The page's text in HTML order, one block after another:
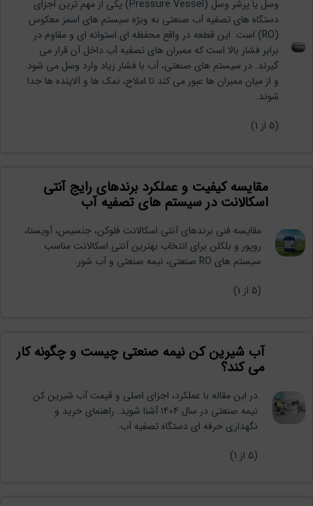
وسل یا پرشر وسل (Pressure Vessel) یکی از مهم ترین اجزای
دستگاه های تصفیه آب صنعتی به ویژه سیستم های اسمز معکوس
(RO) است. این قطعه در واقع محفظه ای استوانه ای و مقاوم در
برابر فشار بالا است که ممبران های تصفیه آب داخل آن قرار می
گیرند. در سیستم های صنعتی، آب با فشار زیاد وارد وسل می شود
و از میان ممبران ها عبور می کند تا املاح، نمک ها و آلاینده ها جدا
شوند.
(
5 از 1)
مقایسه کیفیت و عملکرد برندهای رایج آنتی
اسکالانت در سیستم های تصفیه آب
مقایسه فنی برندهای آنتی اسکالانت فلوکن، جنسیس، آویستا،
روپور و بلکلن برای انتخاب بهترین آنتی اسکالانت مناسب
سیستم های RO صنعتی، نیمه صنعتی و آب شور.
(
5 از 1)
آب شیرین کن نیمه صنعتی چیست و چگونه کار
می کند؟
در این مقاله با عملکرد، اجزای اصلی و قیمت آب شیرین کن
نیمه صنعتی در سال ۱۴۰۴ آشنا شوید. راهنمای خرید و
نگهداری حرفه ای دستگاه تصفیه آب.
(
5 از 1)